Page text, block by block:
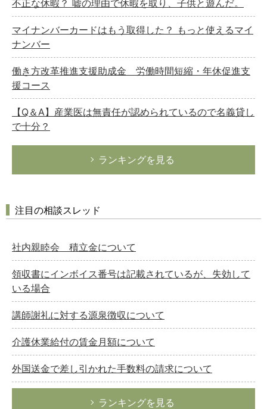
不正な休暇？ 嘘の理由で休暇を取り、子供と遊んだ。
マイナンバーカードはもう取得した？ もっと使えるマイ
ナンバー
働き方改革推進支援助成金 労働時間短縮・年休促進支
援コース
【Q＆A】産業医は無責任が認められているので名義貸し
で十分？
ランキングを見る
注目の相談スレッド
社内親睦会 積立金について
領収書にインボイス番号は記載されているが、失効して
いる場合
講師謝礼に対する源泉徴収について
介護休業給付の賃金月額について
外国送金で差し引かれた手数料の請求について
ランキングを見る